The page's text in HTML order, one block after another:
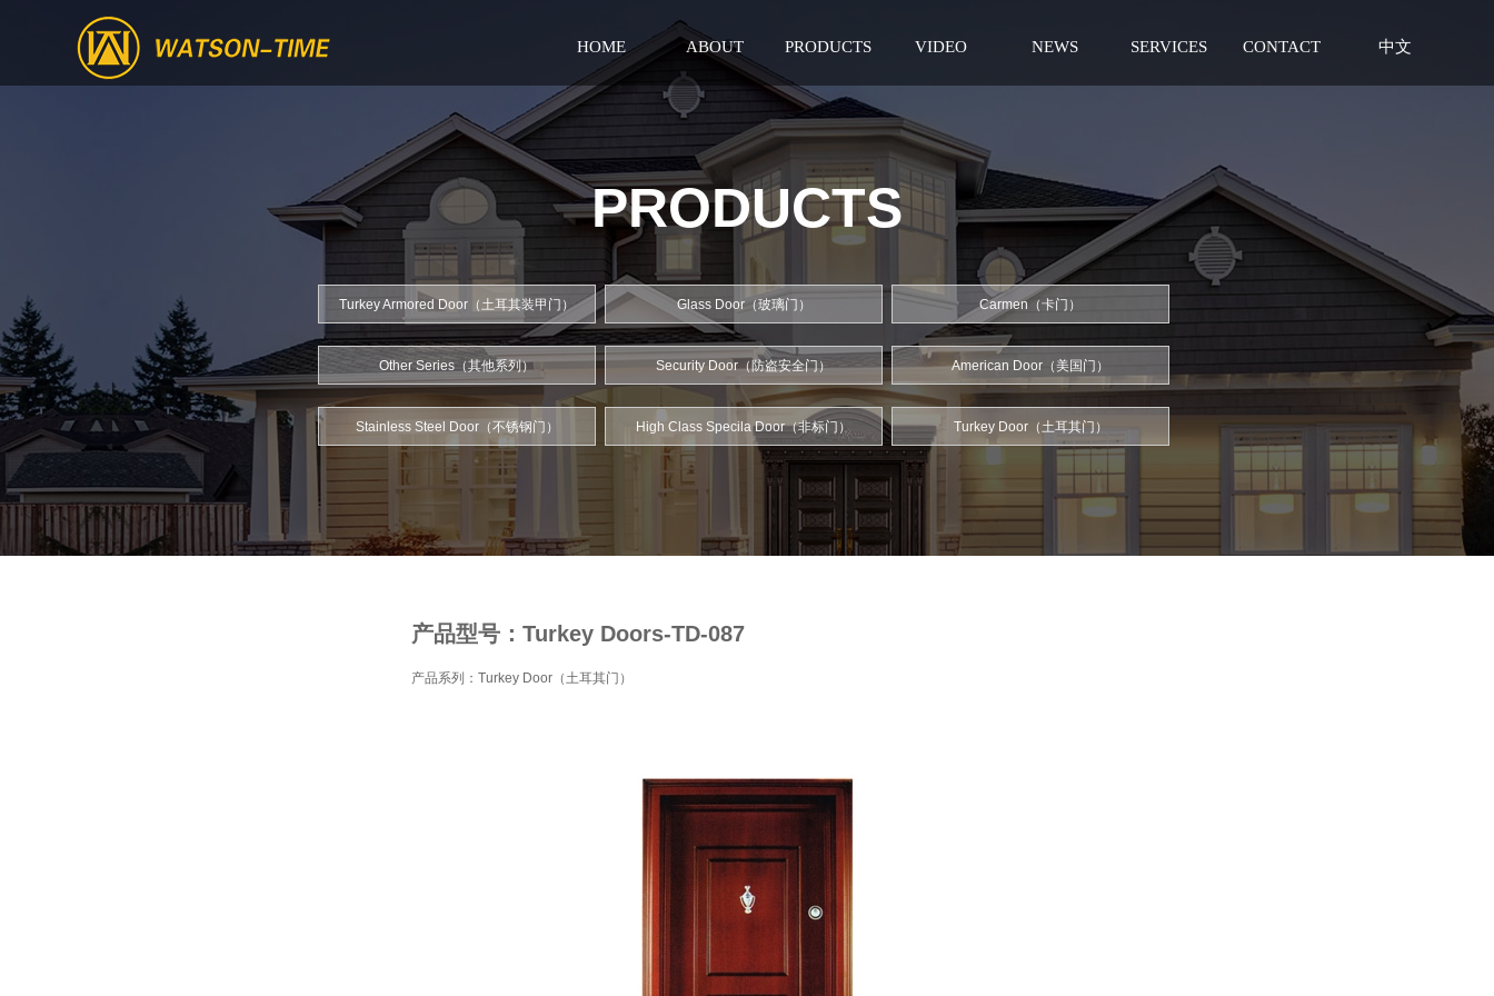
HOME ABOUT PRODUCTS VIDEO NEWS SERVICES CONTACT 中文
PRODUCTS
Turkey Armored Door（土耳其装甲门） Glass Door（玻璃门） Carmen（卡门）
Other Series（其他系列） Security Door（防盗安全门） American Door（美国门）
Stainless Steel Door（不锈钢门） High Class Specila Door（非标门） Turkey Door（土耳其门）
产品型号：Turkey Doors-TD-087
产品系列：Turkey Door（土耳其门）